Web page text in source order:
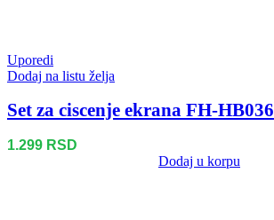
Uporedi
Dodaj na listu želja
Set za ciscenje ekrana FH-HB036
1.299 RSD
Dodaj u korpu